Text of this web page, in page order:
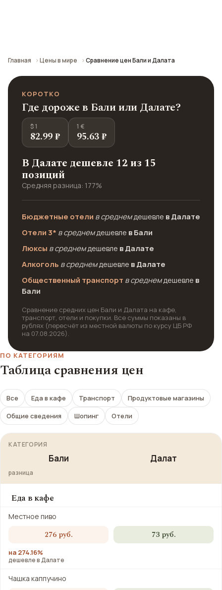
Главная Цены в мире Сравнение цен Бали и Далата
КОРОТКО
Где дороже в Бали или Далате?
$ 1
82.99 ₽
1 €
95.63 ₽
В Далате дешевле 12 из 15
позиций
Средняя разница: 177%
Бюджетные отели в среднемдешевле в Далате
Отели 3* в среднемдешевле в Бали
Люксы в среднемдешевле в Далате
Алкоголь в среднемдешевле в Далате
Общественный транспорт в среднемдешевле в
Бали
Сравнение средних цен Бали и Далата на кафе,
транспорт, отели и покупки. Все суммы показаны в
рублях (пересчёт из местной валюты по курсу ЦБ РФ
на 07.08.2026).
ПО КАТЕГОРИЯМ
Таблица сравнения цен
Все Еда в кафе Транспорт
Продуктовые магазины
Общие сведения
Шопинг Отели
КАТЕГОРИЯ
Бали Далат
разница
Еда в кафе
Местное пиво
276 руб. 73 руб.
на 274.16%
дешевле в Далате
Чашка каппучино